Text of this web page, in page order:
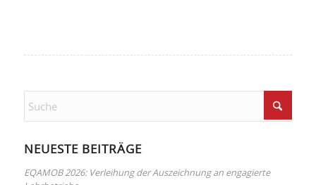
NEUESTE BEITRÄGE
EQAMOB 2026: Verleihung der Auszeichnung an engagierte